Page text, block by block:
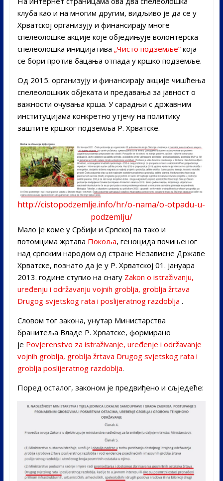
клуба као и на многим другим, видљиво је да се у
Хрватској организују и финансирају многе
спелеолошке акције које обједињује волонтерска
спелеолошка иницијатива „Чисто подземље”која
се бори против бацања отпада у кршко подземље.
Од 2015. организују и финансирају акције чишћења
спелеолошких објеката и предавања за јавност о
важности очувања крша. У сарадњи с државним
институцијама конкретно утјечу на политику
заштите кршког подземља Р. Хрватске.
http://cistopodzemlje.info/hr/o-nama/o-otpadu-u-
podzemlju/
Мало је коме у Србији и Српској па тако и
потомцима жртава Покоља, геноцида почињеног
над српским народом од стране Независне Државе
Хрватске, познато да је у Р. Хрватској 01. јануара
2013. године ступио на снагу Zakon o istraživanju,
uređenju i održavanju vojnih groblja, groblja žrtava
Drugog svjetskog rata i poslijeratnog razdoblja .
Словом тог закона, унутар Министарства
бранитеља Владе Р. Хрватске, формирано
је Povjerenstvо za istraživanje, uređenje i održavanje
vojnih groblja, groblja žrtava Drugog svjetskog rata i
groblja poslijeratnog razdoblja.
Поред осталог, законом је предвиђено и сљједеће: